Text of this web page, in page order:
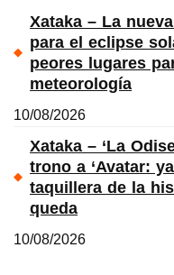
Xataka – La
para el eclipse
peores lugares
meteorología
10/08/2026
Xataka – ‘La
trono a ‘Avatar:
taquillera de la
queda
10/08/2026